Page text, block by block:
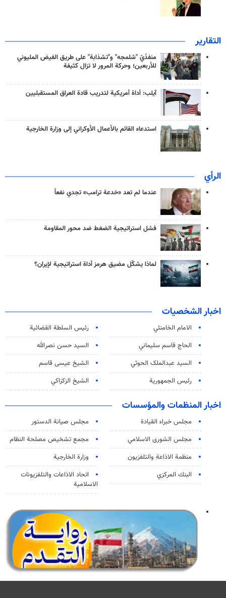
التقارير
منفذَيّ "شلمجه" و"تشذابة" على طريق الفيض المليوني
للأربعين؛ وحركة المرور لا تزال كثيفة
آيلب: أداة أمريكية لتدريب قادة العراق المستقبليين
استدعاء القائم بالأعمال الأوكراني إلى وزارة الخارجية
الرأي
عندما لم تعد «خدعة ترامب» تجدي نفعاً
فشل استراتيجية الضغط ضد محور المقاومة
لماذا يشكّل مضيق هرمز أداة استراتيجية لإيران؟
اخبار الشخصيات
الامام الخامنئي
رئیس السلطة القضائیة
الحاج قاسم سليماني
السيد حسن نصرالله
السید عبدالملک الحوثي
الشيخ عيسى قاسم
رئيس الجمهورية
الشيخ الزكزاكي
اخبار المنظمات والمؤسسات
مجلس خبراء القيادة
مجلس صيانة الدستور
مجلس الشورى الاسلامي
مجمع تشخيص مصلحة النظام
منظمة الاذاعة والتلفزیون
وزارة الخارجية
البنك المركزي
اتحاد الاذاعات والتلفزيونات
الاسلامية